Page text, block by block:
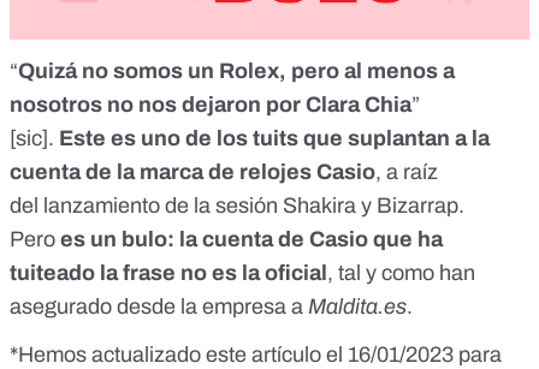
“Quizá no somos un Rolex, pero al menos a
nosotros no nos dejaron por Clara Chia”
[sic]. Este es uno de los tuits que suplantan a la
cuenta de la marca de relojes Casio, a raíz
del
lanzamiento de la sesión Shakira y Bizarrap.
Pero es un bulo: la cuenta de Casio que ha
tuiteado la frase no es la oficial , tal y como han
asegurado desde la empresa a Maldita.es.
*Hemos actualizado este artículo el 16/01/2023 para